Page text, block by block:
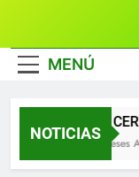
MENÚ
NOTICIAS
XII
2 Meses